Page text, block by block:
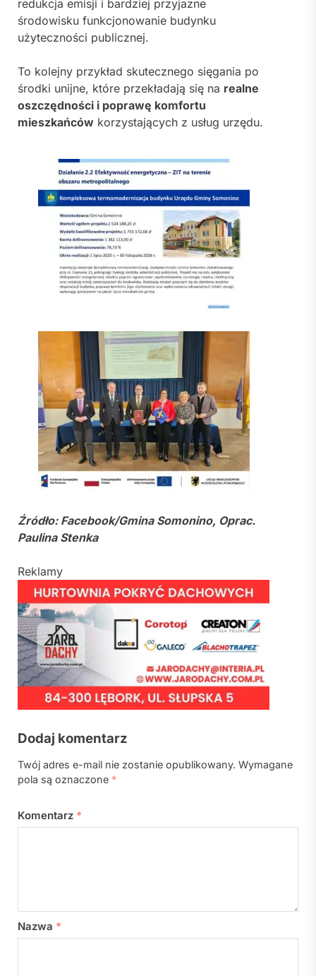
redukcja emisji i bardziej przyjazne
środowisku funkcjonowanie budynku
użyteczności publicznej.
To kolejny przykład skutecznego sięgania po
środki unijne, które przekładają się na realne
oszczędności i poprawę komfortu
mieszkańców korzystających z usług urzędu.
Źródło: Facebook/Gmina Somonino, Oprac.
Paulina Stenka
Reklamy
Dodaj komentarz
Twój adres e-mail nie zostanie opublikowany. Wymagane
pola są oznaczone *
Komentarz *
Nazwa *